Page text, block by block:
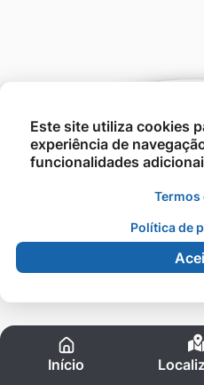
Início
Este site utiliza cookies
experiência de
funcionalidades
Termos
Política de